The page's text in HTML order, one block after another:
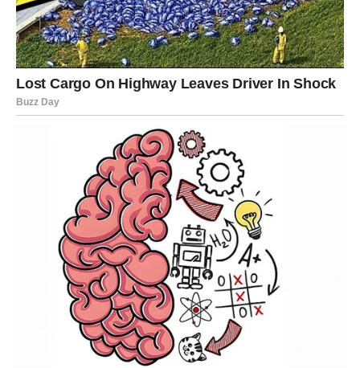
Djevice će uspjeti riješiti pitanje koje ih već dugo
opterećuje. Nakon toga osjetićete veliko olakšanje i
imaćete više energije za ostvarenje novih ciljeva.
Ljubavni odnosi postaju stabilniji i ispunjeni međusobnim
poštovanjem.
Vagama zvijezde donose period ispunjen lijepim
emocijama i neočekivanim iznenađenjima. Slobodne Vage
imaju velike šanse upoznati osobu koja će vrlo brzo
zauzeti posebno mjesto u njihovom životu.
Poslovna situacija takođe ide u dobrom pravcu, a mogući
su i dodatni prihodi.